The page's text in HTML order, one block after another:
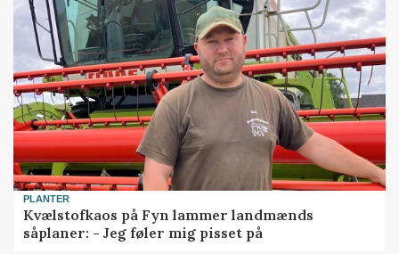
PLANTER
Kvælstofkaos på Fyn lammer landmænds
såplaner: - Jeg føler mig pisset på